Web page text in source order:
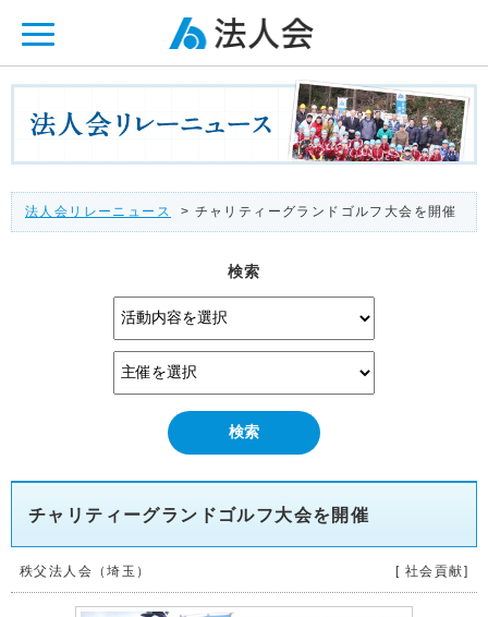
法人会リレーニュース > チャリティーグランドゴルフ大会を開催
検索
チャリティーグランドゴルフ大会を開催
秩父法人会（埼玉） [ 社会貢献]